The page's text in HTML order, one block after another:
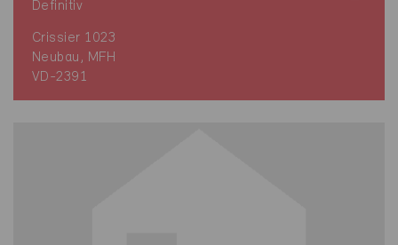
Definitiv
Crissier 1023
Neubau, MFH
VD-2391